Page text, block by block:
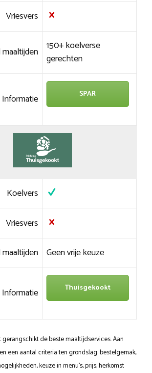
Vriesvers
150+ koelverse
gerechten
Informatie SPAR
Koelvers
Vriesvers
Geen vrije keuze
Informatie Thuisgekookt
de beste maaltijdservices. Aan
een aantal criteria ten grondslag: bestelgemak,
keuze in menu’s, prijs, herkomst